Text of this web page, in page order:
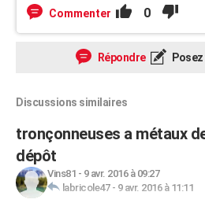
Commenter 0
Répondre
Discussions similaires
tronçonneuses a métaux
dépôt
Vins81 - 9 avr. 2016 à 09:27
labricole47- 9 avr. 2016 à 11:11